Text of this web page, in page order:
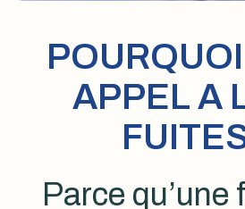
APPEL A
Parce qu’une